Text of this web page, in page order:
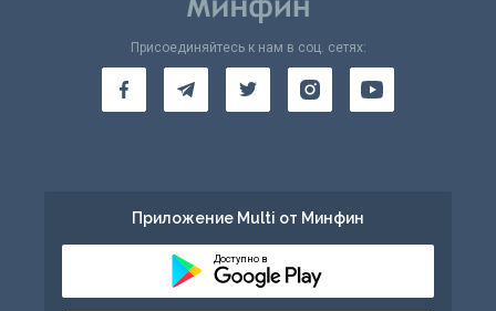
Присоединяйтесь к нам в соц. сетях:
Приложение Multi от Минфин
Доступно в